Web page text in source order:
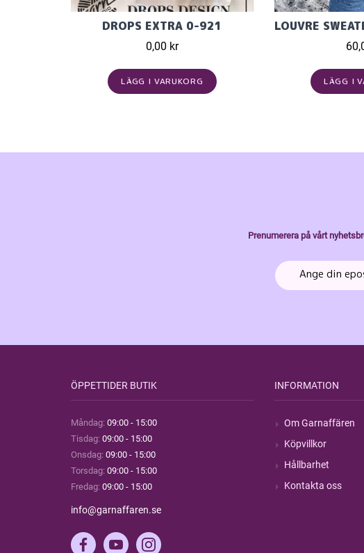
DROPS EXTRA 0-921
0,00 kr
LÄGG I VARUKORG LÄGG I
Prenumerera på vårt
ÖPPETTIDER BUTIK
Måndag: 09:00 - 15:00
Tisdag: 09:00 - 15:00
Onsdag: 09:00 - 15:00
Torsdag: 09:00 - 15:00
Fredag: 09:00 - 15:00
info@garnaffaren.se
INFORMATION
Om Garnaffären
Köpvillkor
Hållbarhet
Kontakta oss